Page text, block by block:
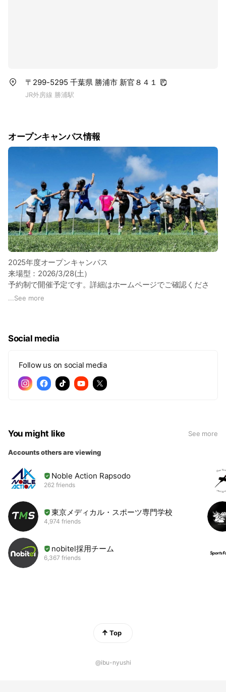
〒299-5295 千葉県 勝浦市 新官８４１
JR外房線 勝浦駅
オープンキャンパス情報
2025年度オープンキャンパス
来場型：2026/3/28(土）
予約制で開催予定です。詳細はホームページでご確認くださ
い。http://www.budo-u.ac.jp/examination/open_campus/
...See more
Social media
Follow us on social media
You might like See more
Accounts others are viewing
Noble Action Rapsodo
262 friends
東京メディカル・スポーツ専門学校
4,974 friends
nobitel採用チーム
6,367 friends
Top
@ibu-nyushi